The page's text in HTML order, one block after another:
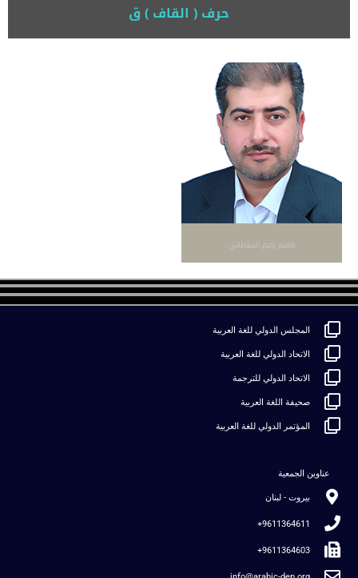
حرف ( القاف ) ق
قاسم رحيم السلطاني
المجلس الدولي للغة العربية
الاتحاد الدولي للغة العربية
الاتحاد الدولي للترجمة
صحيفة اللغة العربية
المؤتمر الدولي للغة العربية
عناوين الجمعية
بيروت - لبنان
9611364611+
9611364603+